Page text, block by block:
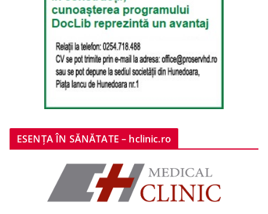
ESENȚA ÎN SĂNĂTATE – hclinic.ro